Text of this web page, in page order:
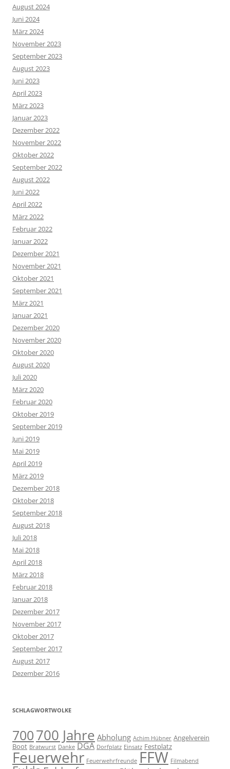
August 2024
Juni 2024
März 2024
November 2023
September 2023
August 2023
Juni 2023
April 2023
März 2023
Januar 2023
Dezember 2022
November 2022
Oktober 2022
September 2022
August 2022
Juni 2022
April 2022
März 2022
Februar 2022
Januar 2022
Dezember 2021
November 2021
Oktober 2021
September 2021
März 2021
Januar 2021
Dezember 2020
November 2020
Oktober 2020
August 2020
Juli 2020
März 2020
Februar 2020
Oktober 2019
September 2019
Juni 2019
Mai 2019
April 2019
März 2019
Dezember 2018
Oktober 2018
September 2018
August 2018
Juli 2018
Mai 2018
April 2018
März 2018
Februar 2018
Januar 2018
Dezember 2017
November 2017
Oktober 2017
September 2017
August 2017
Dezember 2016
SCHLAGWORTWOLKE
700700 Jahre Abholung Achim Hübner Angelverein
Boot Bratwurst Danke DGA Dorfplatz Einsatz Festplatz
Feuerwehr Feuerwehrfreunde FFW Filmabend